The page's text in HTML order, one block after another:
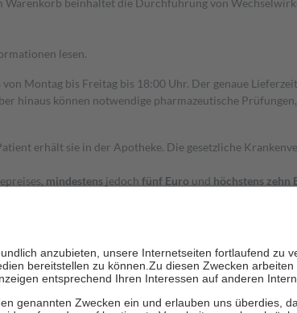
beinhaltet die Durchführung von
lesen.
Montag bis Freitag bis 18:00 Uhr. Der genaue
hinaus können notwendige pharmazeutische
erhält sie in der Apotheke. Die gesetzliche
mindestens jedoch fünf Euro und höchstens zehn
besondere Stellung der Familie zu unterstützen, fallen